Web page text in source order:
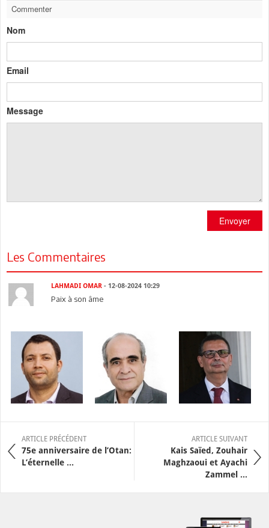
Commenter
Nom
Email
Message
Envoyer
Les Commentaires
LAHMADI OMAR- 12-08-2024 10:29
Paix à son âme
ARTICLE PRÉCÉDENT
75e anniversaire de l’Otan:
L’éternelle ...
ARTICLE SUIVANT
Kais Saïed, Zouhair
Maghzaoui et Ayachi
Zammel ...